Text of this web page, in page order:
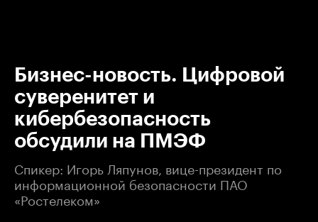
Бизнес-новость. Цифровой
суверенитет и
кибербезопасность
обсудили на ПМЭФ
Спикер: Игорь Ляпунов, вице-президент по
информационной безопасности ПАО
«Ростелеком»